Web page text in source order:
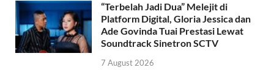
“Terbelah Jadi Dua” Melejit di
Platform Digital, Gloria Jessica dan
Ade Govinda Tuai Prestasi Lewat
Soundtrack Sinetron SCTV
7 August 2026